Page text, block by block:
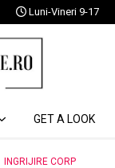
Luni-Vineri 9-17
GET A LOOK
INGRIJIRE CORP